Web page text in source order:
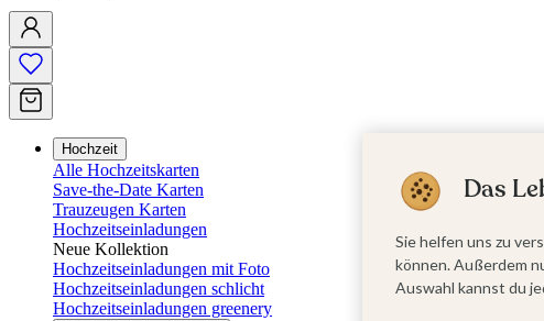
Hochzeit
Alle Hochzeitskarten
Save-the-Date Karten
Trauzeugen Karten
Hochzeitseinladungen
Neue Kollektion
Hochzeitseinladungen mit Foto
Hochzeitseinladungen schlicht
Hochzeitseinladungen greenery
Das
Sie helfen uns zu
können. Außerdem
Auswahl kannst du